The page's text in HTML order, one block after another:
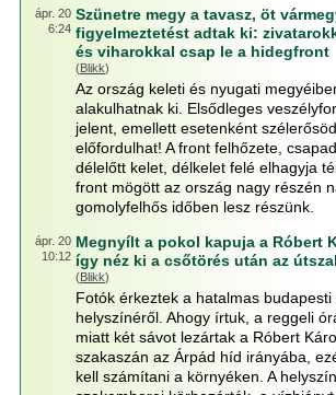
ápr. 20
6:24
Szünetre megy a tavasz, öt
figyelmeztetést adtak ki:
és viharokkal csap le a hidegfront
(Blikk)
Az ország keleti és nyugati
alakulhatnak ki. Elsődleges
jelent, emellett esetenként
előfordulhat! A front felhőzete,
délelőtt kelet, délkelet felé elhagyja
front mögött az ország nagy részén
gomolyfelhős időben lesz részünk.
ápr. 20
10:12
Megnyílt a pokol kapuja a Róbert
így néz ki a csőtörés után az
(Blikk)
Fotók érkeztek a hatalmas budapesti
helyszínéről. Ahogy írtuk, a reggeli
miatt két sávot lezártak a Róbert
szakaszán az Árpád híd irányába,
kell számítani a környéken. A